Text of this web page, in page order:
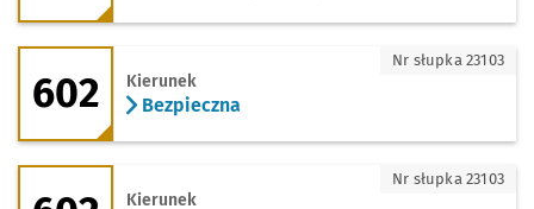
602 - kierunek Bezpieczna
602 Kierunek
Bezpieczna
Nr słupka 23103
602 - kierunek Zajezdnia Obornicka
Kierunek
Nr słupka 23103